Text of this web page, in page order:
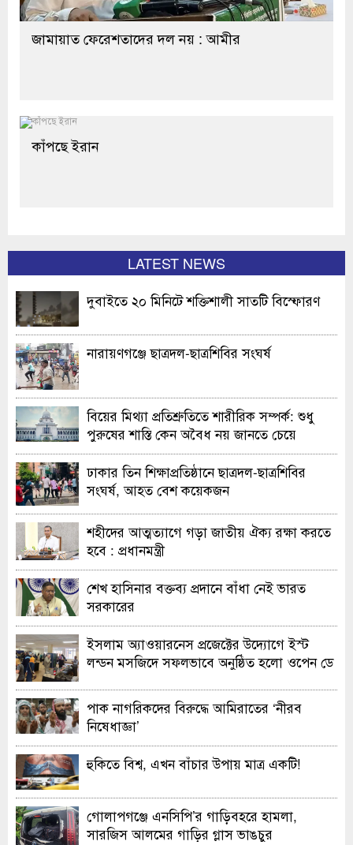
জামায়াত ফেরেশতাদের দল নয় : আমীর
কাঁপছে ইরান
LATEST NEWS
দুবাইতে ২০ মিনিটে শক্তিশালী সাতটি বিস্ফোরণ
নারায়ণগঞ্জে ছাত্রদল-ছাত্রশিবির সংঘর্ষ
বিয়ের মিথ্যা প্রতিশ্রুতিতে শারীরিক সম্পর্ক: শুধু
পুরুষের শাস্তি কেন অবৈধ নয় জানতে চেয়ে
হাইকোর্টের রুল
ঢাকার তিন শিক্ষাপ্রতিষ্ঠানে ছাত্রদল-ছাত্রশিবির
সংঘর্ষ, আহত বেশ কয়েকজন
শহীদের আত্মত্যাগে গড়া জাতীয় ঐক্য রক্ষা করতে
হবে : প্রধানমন্ত্রী
শেখ হাসিনার বক্তব্য প্রদানে বাঁধা নেই ভারত
সরকারের
ইসলাম অ্যাওয়ারনেস প্রজেক্টের উদ্যোগে ইস্ট
লন্ডন মসজিদে সফলভাবে অনুষ্ঠিত হলো ওপেন ডে
পাক নাগরিকদের বিরুদ্ধে আমিরাতের ‘নীরব
নিষেধাজ্ঞা’
হুকিতে বিশ্ব, এখন বাঁচার উপায় মাত্র একটি!
গোলাপগঞ্জে এনসিপি’র গাড়িবহরে হামলা,
সারজিস আলমের গাড়ির গ্লাস ভাঙচুর